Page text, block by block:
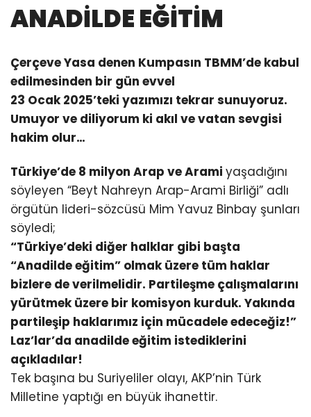
ANADİLDE EĞİTİM
Çerçeve Yasa denen Kumpasın TBMM’de kabul
edilmesinden bir gün evvel
23 Ocak 2025’teki yazımızı tekrar sunuyoruz.
Umuyor ve diliyorum ki akıl ve vatan sevgisi
hakim olur…
Türkiye’de 8 milyon Arap ve Arami yaşadığını
söyleyen “Beyt Nahreyn Arap-Arami Birliği” adlı
örgütün lideri-sözcüsü Mim Yavuz Binbay şunları
söyledi;
“Türkiye’deki diğer halklar gibi başta
“Anadilde eğitim” olmak üzere tüm haklar
bizlere de verilmelidir. Partileşme çalışmalarını
yürütmek üzere bir komisyon kurduk. Yakında
partileşip haklarımız için mücadele edeceğiz!”
Laz’lar’da anadilde eğitim istediklerini
açıkladılar!
Tek başına bu Suriyeliler olayı, AKP’nin Türk
Milletine yaptığı en büyük ihanettir.